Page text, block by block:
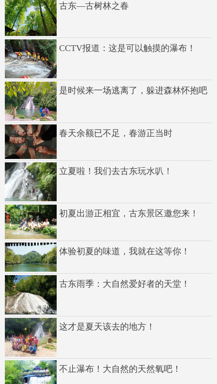
古东—古树林之春
CCTV报道：这是可以触摸的瀑布！
是时候来一场逃离了，躲进森林怀抱吧
春天余额已不足，春游正当时
立夏啦！我们去古东玩水叭！
初夏出游正相宜，古东景区邀您来！
体验初夏的味道，我就在这等你！
古东雨季：大自然爱好者的天堂！
这才是夏天该去的地方！
不止瀑布！大自然的天然氧吧！